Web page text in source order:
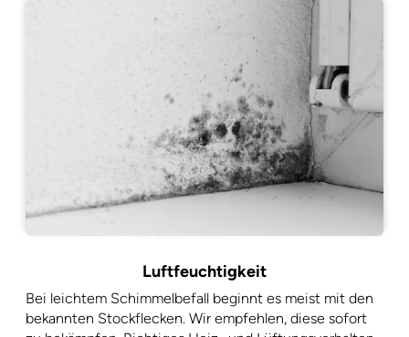
Luftfeuchtigkeit
Bei leichtem Schimmelbefall beginnt es meist mit den
bekannten Stockflecken. Wir empfehlen, diese sofort